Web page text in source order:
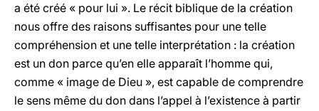
a été créé « pour lui ». Le récit biblique de la création
nous offre des raisons suffisantes pour une telle
compréhension et une telle interprétation : la création
est un don parce qu’en elle apparaît l’homme qui,
comme « image de Dieu », est capable de comprendre
le sens même du don dans l’appel à l’existence à partir